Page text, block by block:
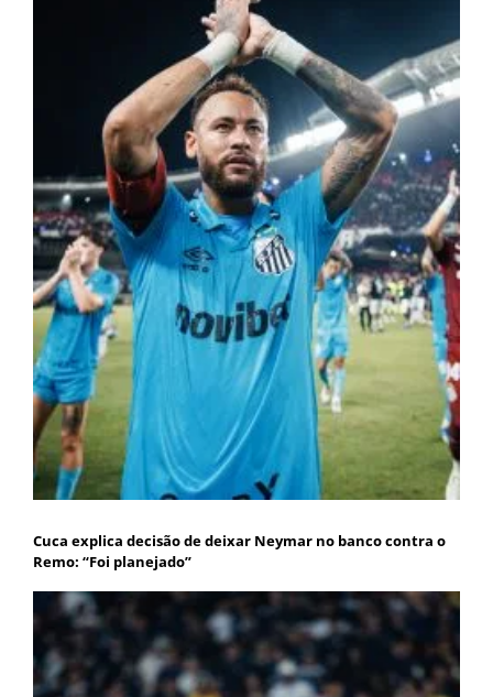
Cuca explica decisão de deixar Neymar no banco contra o
Remo: “Foi planejado”